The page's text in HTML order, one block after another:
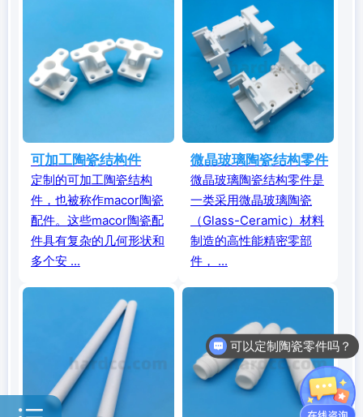
可加工陶瓷结构件
定制的可加工陶瓷结构
件，也被称作macor陶瓷
配件。这些macor陶瓷配
件具有复杂的几何形状和
多个安 ...
微晶玻璃陶瓷结构零件
微晶玻璃陶瓷结构零件是
一类采用微晶玻璃陶瓷
（Glass-Ceramic）材料
制造的高性能精密零部
件， ...
可以定制陶瓷零件吗？